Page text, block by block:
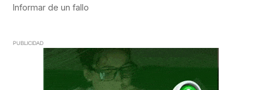
PUBLICIDAD